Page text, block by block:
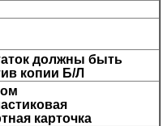
должны быть
копии Б/Л
карточка